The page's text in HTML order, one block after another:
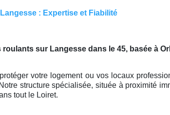
: Expertise et Fiabilité
sur Langesse dans le 45, basée à
votre logement ou vos locaux
structure spécialisée, située à proximité
tout le Loiret.